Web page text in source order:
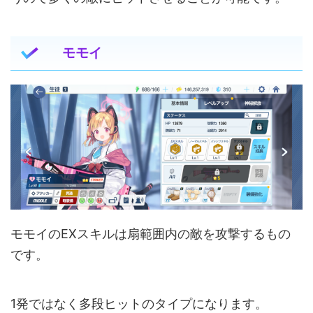
モモイ
モモイのEXスキルは扇範囲内の敵を攻撃するもの
です。
1発ではなく多段ヒットのタイプになります。